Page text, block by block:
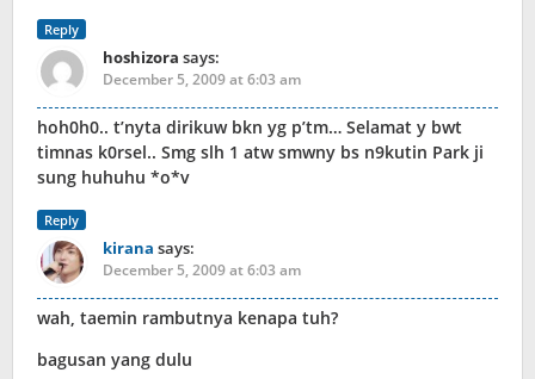
Reply
hoshizora says:
December 5, 2009 at 6:03 am
hoh0h0.. t’nyta dirikuw bkn yg p’tm… Selamat y bwt
timnas k0rsel.. Smg slh 1 atw smwny bs n9kutin Park ji
sung huhuhu *o*v
Reply
kirana says:
December 5, 2009 at 6:03 am
wah, taemin rambutnya kenapa tuh?
bagusan yang dulu